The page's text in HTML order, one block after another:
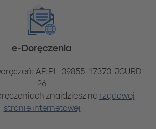
e-Doręczenia
AE:PL-39855-17373-JCURD-
26
znajdziesz na rządowej
stronie internetowej